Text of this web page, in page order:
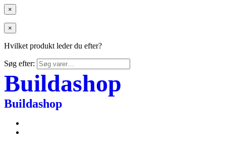
×
×
Hvilket produkt leder du efter?
Søg efter:
Buildashop
Buildashop